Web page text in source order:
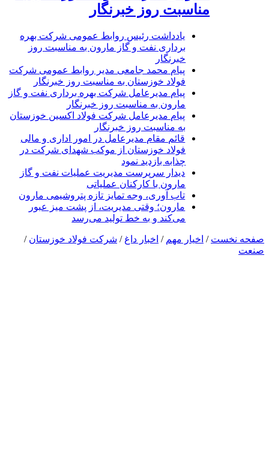
مناسبت روز خبرنگار
یادداشت رئیس روابط عمومی شرکت بهره
برداری نفت و گاز مارون به مناسبت روز
خبرنگار
پیام محمد جامعی مدیر روابط عمومی شرکت
فولاد خوزستان به مناسبت روز خبرنگار
پیام مدیرعامل شرکت بهره برداری نفت و گاز
مارون به مناسبت روز خبرنگار
پیام مدیرعامل شرکت فولاد اکسین خوزستان
به مناسبت روز خبرنگار
قائم مقام مدیرعامل در امور اداری و مالی
فولاد خوزستان از موکب شهدای شرکت در
چذابه بازدید نمود
دیدار سرپرست مدیریت عملیات نفت و گاز
مارون با کارکنان عملیاتی
تاب آوری، وجه تمایز تازه پتروشیمی مارون
مارون؛ وقتی مدیریت، از پشت میز عبور
می‌کند و به خط تولید می‌رسد
صفحه نخست / اخیار مهم / اخبار داغ / شرکت فولاد خوزستان /
صنعت